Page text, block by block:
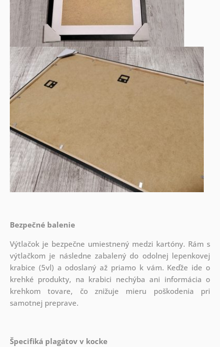
Bezpečné balenie
Výtlačok je bezpečne umiestnený medzi kartóny. Rám s
výtlačkom je následne zabalený do odolnej lepenkovej
krabice (5vl) a odoslaný až priamo k vám. Keďže ide o
krehké produkty, na krabici nechýba ani informácia o
krehkom tovare, čo znižuje mieru poškodenia pri
samotnej preprave.
Špecifiká plagátov v kocke